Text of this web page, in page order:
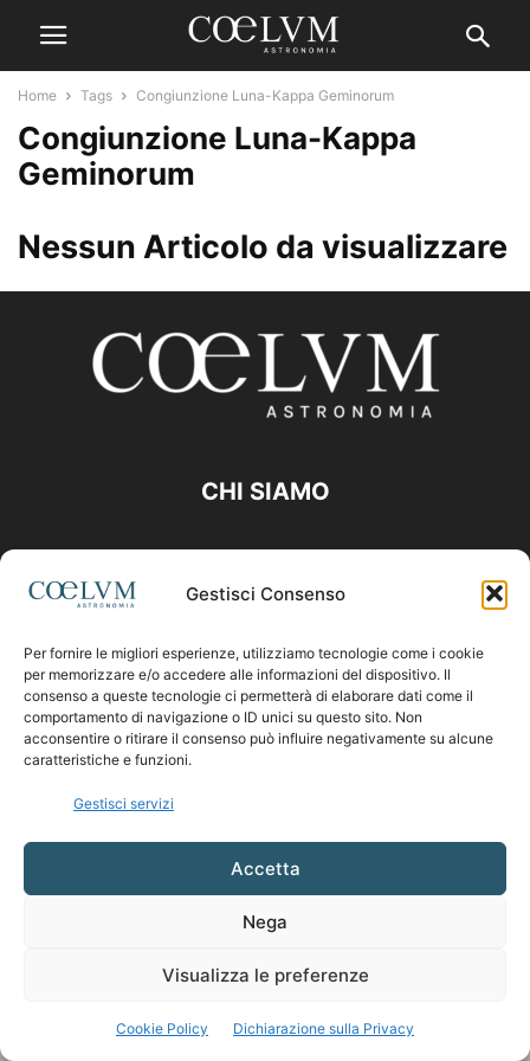
Gestisci Consenso
Per fornire le migliori esperienze, utilizziamo tecnologie come i cookie
per memorizzare e/o accedere alle informazioni del dispositivo. Il
consenso a queste tecnologie ci permetterà di elaborare dati come il
comportamento di navigazione o ID unici su questo sito. Non
acconsentire o ritirare il consenso può influire negativamente su alcune
caratteristiche e funzioni.
Gestisci servizi
Accetta
Nega
Visualizza le preferenze
Cookie Policy Dichiarazione sulla Privacy
Home Tags Congiunzione Luna-Kappa Geminorum
Congiunzione Luna-Kappa
Geminorum
Nessun Articolo da visualizzare
CHI SIAMO